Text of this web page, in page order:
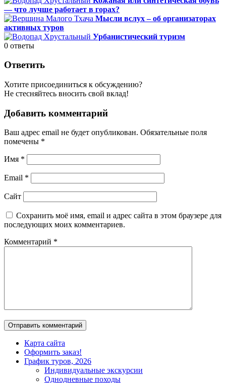
— что лучше работает в горах?
Мысли вслух – об организаторах
активных туров
Урбанистический туризм
0 ответы
Ответить
Хотите присоединиться к обсуждению?
Не стесняйтесь вносить свой вклад!
Добавить комментарий
Ваш адрес email не будет опубликован. Обязательные поля
помечены *
Имя *
Email *
Сайт
Сохранить моё имя, email и адрес сайта в этом браузере для
последующих моих комментариев.
Комментарий *
Карта сайта
Оформить заказ!
График туров, 2026
Индивидуальные экскурсии
Однодневные походы